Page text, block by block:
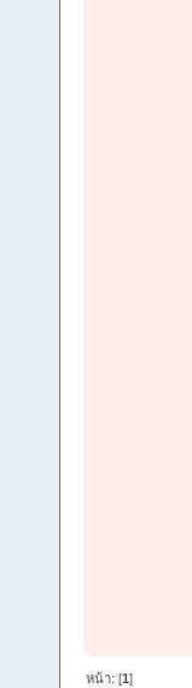
หน้า: [1]